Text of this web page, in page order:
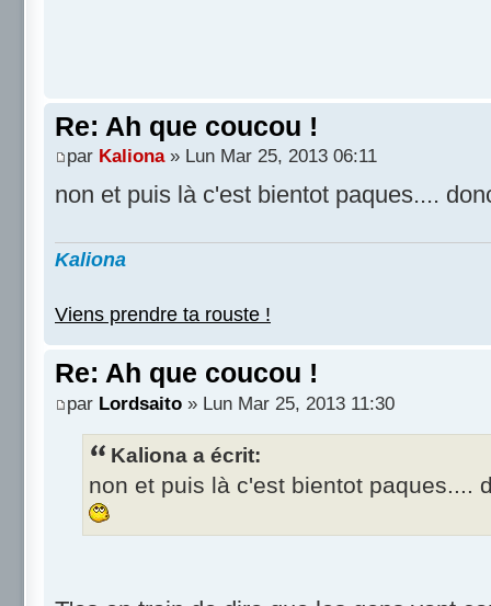
Re: Ah que coucou !
par Kaliona» Lun Mar 25, 2013 06:11
non et puis là c'est bientot paques....
Kaliona
Viens prendre ta rouste !
Re: Ah que coucou !
par Lordsaito » Lun Mar 25, 2013 11:30
Kaliona a écrit:
non et puis là c'est bientot paques....